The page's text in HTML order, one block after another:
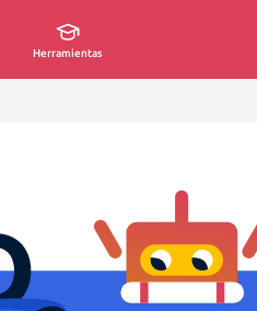
Herramientas